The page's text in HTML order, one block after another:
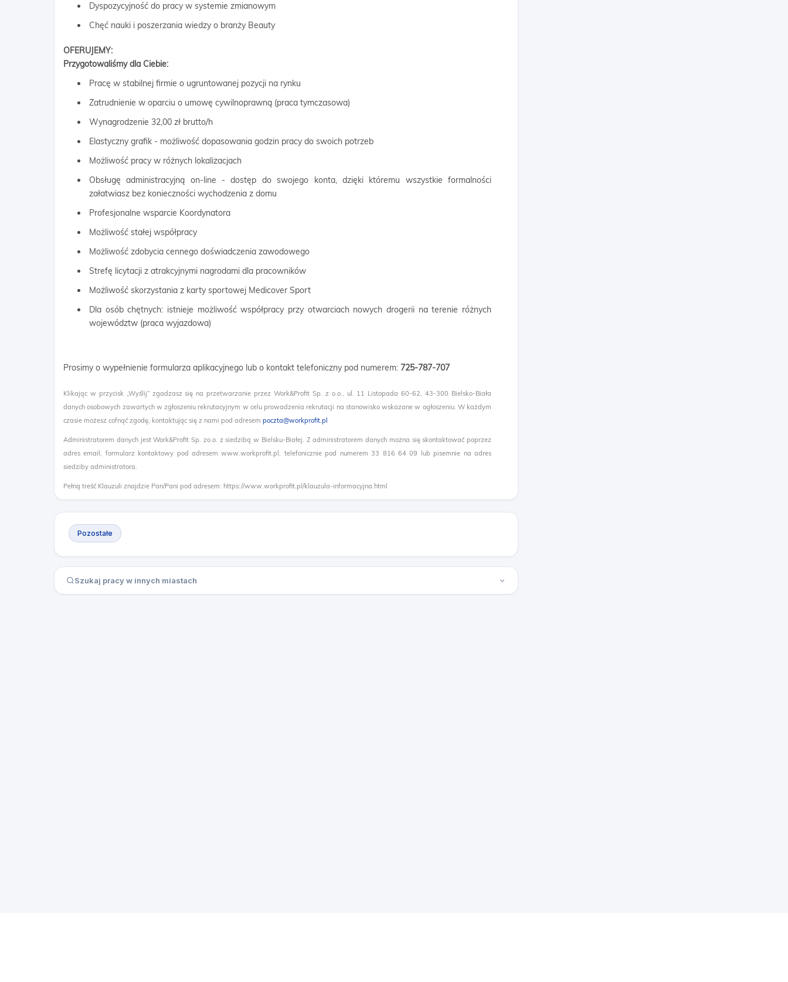
Dyspozycyjność do pracy w systemie zmianowym
Chęć nauki i poszerzania wiedzy o branży Beauty
OFERUJEMY:
Przygotowaliśmy dla Ciebie:
Pracę w stabilnej firmie o ugruntowanej pozycji na rynku
Zatrudnienie w oparciu o umowę cywilnoprawną (praca tymczasowa)
Wynagrodzenie 32,00 zł brutto/h
Elastyczny grafik - możliwość dopasowania godzin pracy do swoich potrzeb
Możliwość pracy w różnych lokalizacjach
Obsługę administracyjną on-line - dostęp do swojego konta, dzięki któremu wszystkie formalności
załatwiasz bez konieczności wychodzenia z domu
Profesjonalne wsparcie Koordynatora
Możliwość stałej współpracy
Możliwość zdobycia cennego doświadczenia zawodowego
Strefę licytacji z atrakcyjnymi nagrodami dla pracowników
Możliwość skorzystania z karty sportowej Medicover Sport
Dla osób chętnych: istnieje możliwość współpracy przy otwarciach nowych drogerii na terenie różnych
województw (praca wyjazdowa)
Prosimy o wypełnienie formularza aplikacyjnego lub o kontakt telefoniczny pod numerem: 725-787-707
Klikając w przycisk „Wyślij” zgadzasz się na przetwarzanie przez Work&Profit Sp. z o.o., ul. 11 Listopada 60-62, 43-300 Bielsko-Biała
danych osobowych zawartych w zgłoszeniu rekrutacyjnym w celu prowadzenia rekrutacji na stanowisko wskazane w ogłoszeniu. W każdym
czasie możesz cofnąć zgodę, kontaktując się z nami pod adresem poczta@workprofit.pl
Administratorem danych jest Work&Profit Sp. zo.o. z siedzibą w Bielsku-Białej. Z administratorem danych można się skontaktować poprzez
adres email, formularz kontaktowy pod adresem www.workprofit.pl, telefonicznie pod numerem 33 816 64 09 lub pisemnie na adres
siedziby administratora.
Pełną treść Klauzuli znajdzie Pan/Pani pod adresem: https://www.workprofit.pl/klauzula-informacyjna.html
Pozostałe
Szukaj pracy w innych miastach